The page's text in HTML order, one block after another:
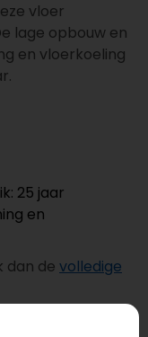
vloer
lage opbouw en
en vloerkoeling
25 jaar
en
dan de volledige
click PVC